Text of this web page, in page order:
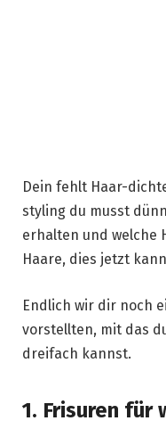
Dein fehlt Haar-
styling du musst
erhalten und welche
Haare, dies jetzt
Endlich wir dir noch
vorstellten, mit das
dreifach kannst.
1. Frisuren für